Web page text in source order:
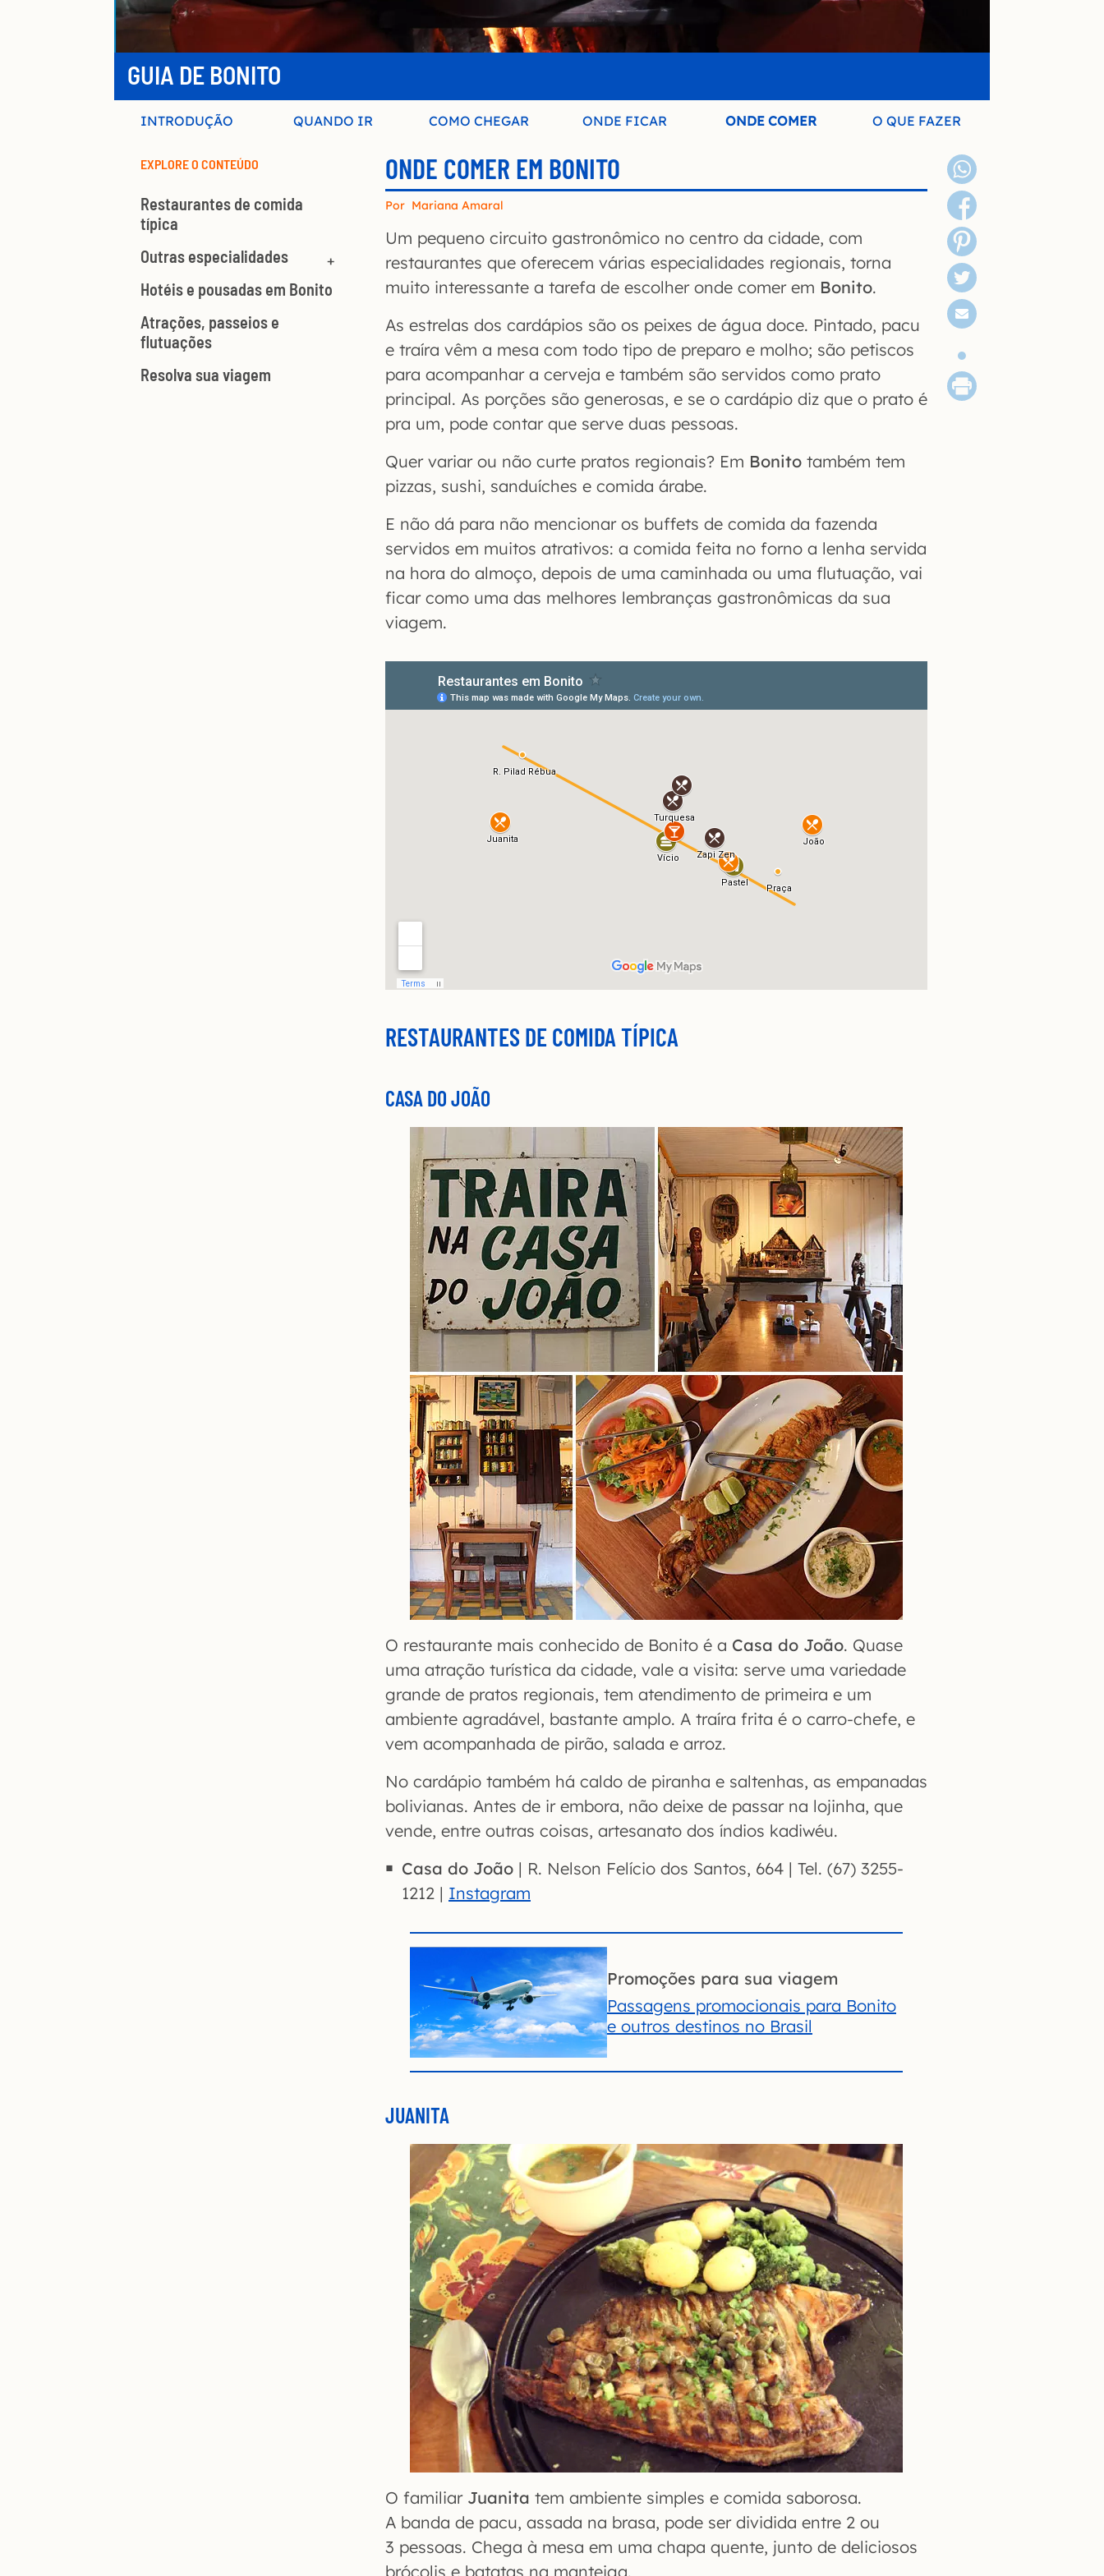
GUIA DE BONITO
INTRODUÇÃO QUANDO IR COMO CHEGAR ONDE FICAR ONDE COMER O QUE FAZER
EXPLORE O CONTEÚDO
Restaurantes de comida
típica
Outras especialidades
Hotéis e pousadas em Bonito
Atrações, passeios e
flutuações
Resolva sua viagem
ONDE COMER EM BONITO
Por Mariana Amaral
Um pequeno circuito gastronômico no centro da cidade, com
restaurantes que oferecem várias especialidades regionais, torna
muito interessante a tarefa de escolher onde comer em Bonito.
As estrelas dos cardápios são os peixes de água doce. Pintado, pacu
e traíra vêm a mesa com todo tipo de preparo e molho; são petiscos
para acompanhar a cerveja e também são servidos como prato
principal. As porções são generosas, e se o cardápio diz que o prato é
pra um, pode contar que serve duas pessoas.
Quer variar ou não curte pratos regionais? Em Bonito também tem
pizzas, sushi, sanduíches e comida árabe.
E não dá para não mencionar os buffets de comida da fazenda
servidos em muitos atrativos: a comida feita no forno a lenha servida
na hora do almoço, depois de uma caminhada ou uma flutuação, vai
ficar como uma das melhores lembranças gastronômicas da sua
viagem.
RESTAURANTES DE COMIDA TÍPICA
CASA DO JOÃO
O restaurante mais conhecido de Bonito é a Casa do João. Quase
uma atração turística da cidade, vale a visita: serve uma variedade
grande de pratos regionais, tem atendimento de primeira e um
ambiente agradável, bastante amplo. A traíra frita é o carro-chefe, e
vem acompanhada de pirão, salada e arroz.
No cardápio também há caldo de piranha e saltenhas, as empanadas
bolivianas. Antes de ir embora, não deixe de passar na lojinha, que
vende, entre outras coisas, artesanato dos índios kadiwéu.
Casa do João | R. Nelson Felício dos Santos, 664 | Tel. (67) 3255-
1212 | Instagram
Promoções para sua viagem
Passagens promocionais para Bonito
e outros destinos no Brasil
JUANITA
O familiar Juanita tem ambiente simples e comida saborosa.
A banda de pacu, assada na brasa, pode ser dividida entre 2 ou
3 pessoas. Chega à mesa em uma chapa quente, junto de deliciosos
brócolis e batatas na manteiga.